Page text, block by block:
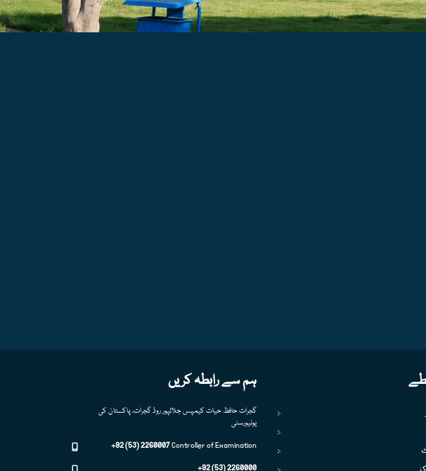
ہم سے رابطہ کریں
گجرات حافظ حیات کیمپس جلالپور روڈ گجرات، پاکستان کی
یونیورسٹی
Controller of Examination
+92 (53) 2260007
+92 (53) 2260000